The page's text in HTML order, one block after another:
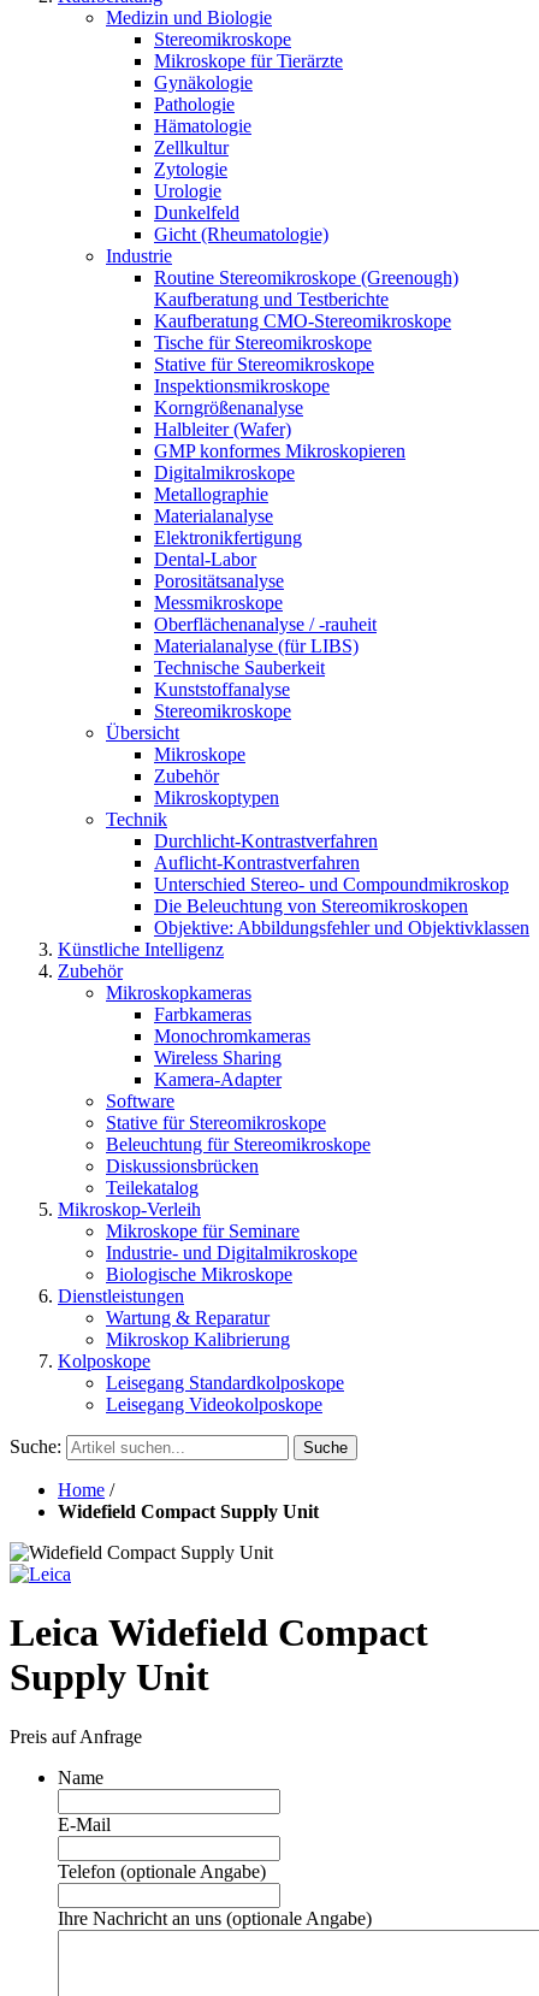
Medizin und Biologie
Stereomikroskope
Mikroskope für Tierärzte
Gynäkologie
Pathologie
Hämatologie
Zellkultur
Zytologie
Urologie
Dunkelfeld
Gicht (Rheumatologie)
Industrie
Routine Stereomikroskope (Greenough)
Kaufberatung und Testberichte
Kaufberatung CMO-Stereomikroskope
Tische für Stereomikroskope
Stative für Stereomikroskope
Inspektionsmikroskope
Korngrößenanalyse
Halbleiter (Wafer)
GMP konformes Mikroskopieren
Digitalmikroskope
Metallographie
Materialanalyse
Elektronikfertigung
Dental-Labor
Porositätsanalyse
Messmikroskope
Oberflächenanalyse / -rauheit
Materialanalyse (für LIBS)
Technische Sauberkeit
Kunststoffanalyse
Stereomikroskope
Übersicht
Mikroskope
Zubehör
Mikroskoptypen
Technik
Durchlicht-Kontrastverfahren
Auflicht-Kontrastverfahren
Unterschied Stereo- und Compoundmikroskop
Die Beleuchtung von Stereomikroskopen
Objektive: Abbildungsfehler und Objektivklassen
Künstliche Intelligenz
Zubehör
Mikroskopkameras
Farbkameras
Monochromkameras
Wireless Sharing
Kamera-Adapter
Software
Stative für Stereomikroskope
Beleuchtung für Stereomikroskope
Diskussionsbrücken
Teilekatalog
Mikroskop-Verleih
Mikroskope für Seminare
Industrie- und Digitalmikroskope
Biologische Mikroskope
Dienstleistungen
Wartung & Reparatur
Mikroskop Kalibrierung
Kolposkope
Leisegang Standardkolposkope
Leisegang Videokolposkope
Suche: Suche
Home /
Widefield Compact Supply Unit
Leica Widefield Compact
Supply Unit
Preis auf Anfrage
Name
E-Mail
Telefon (optionale Angabe)
Ihre Nachricht an uns (optionale Angabe)